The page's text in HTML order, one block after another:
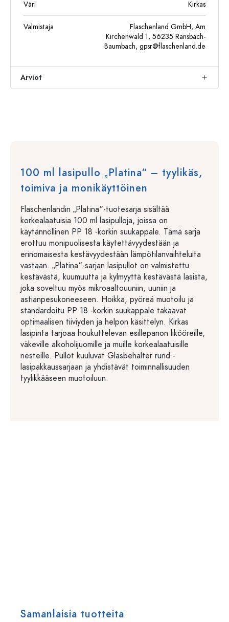
Väri Kirkas
Valmistaja
Flaschenland GmbH, Am
Kirchenwald 1, 56235 Ransbach-
Baumbach, gpsr@flaschenland.de
Arviot
100 ml lasipullo „Platina“ – tyylikäs,
toimiva ja monikäyttöinen
Flaschenlandin „Platina“-tuotesarja sisältää
korkealaatuisia 100 ml lasipulloja, joissa on
käytännöllinen PP 18 -korkin suukappale. Tämä sarja
erottuu monipuolisesta käytettävyydestään ja
erinomaisesta kestävyydestään lämpötilanvaihteluita
vastaan. „Platina“-sarjan lasipullot on valmistettu
kestävästä, kuumuutta ja kylmyyttä kestävästä lasista,
joka soveltuu myös mikroaaltouuniin, uuniin ja
astianpesukoneeseen. Hoikka, pyöreä muotoilu ja
standardoitu PP 18 -korkin suukappale takaavat
optimaalisen tiiviyden ja helpon käsittelyn. Kirkas
lasipinta tarjoaa houkuttelevan esillepanon likööreille,
väkeville alkoholijuomille ja muille korkealaatuisille
nesteille. Pullot kuuluvat Glasbehälter rund -
lasipakkaussarjaan ja yhdistävät toiminnallisuuden
tyylikkääseen muotoiluun.
Samanlaisia tuotteita